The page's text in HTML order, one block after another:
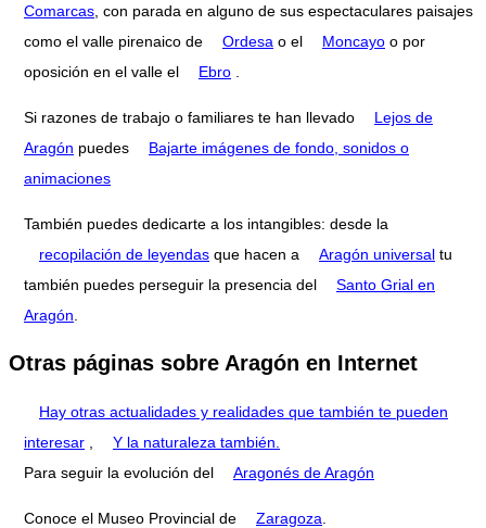
Comarcas , con parada en alguno de sus espectaculares paisajes
como el valle pirenaico de
Ordesa o el Moncayo o por
oposición en el valle el
Ebro
Si razones de trabajo o familiares te han llevado
Lejos de
Aragón puedes
Bajarte imágenes de fondo, sonidos o
animaciones
También puedes dedicarte a los intangibles: desde la
recopilación de leyendas que hacen a Aragón universal tu
también puedes perseguir la presencia del
Santo Grial en
Aragón
Otras páginas sobre Aragón en Internet
Hay otras actualidades y realidades que también te pueden
interesar
Y la naturaleza también.
Para seguir la evolución del
Aragonés de Aragón
Conoce el Museo Provincial de Zaragoza